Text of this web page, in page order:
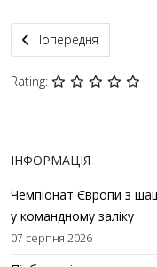
Попередня стаття: На
Попередня
Rating:
ІНФОРМАЦІЯ
Чемпіонат Європи з
у командному заліку
07 серпня 2026